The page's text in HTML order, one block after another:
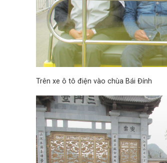
Trên xe ô tô điện vào chùa Bái Đính